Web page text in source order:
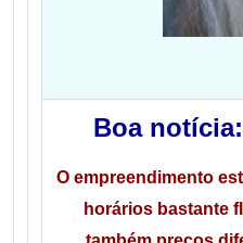
Boa
O empreendimento
horários bastante